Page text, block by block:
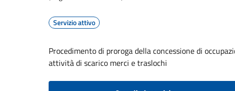
Servizio attivo
Procedimento di proroga della concessione di
attività di scarico merci e traslochi